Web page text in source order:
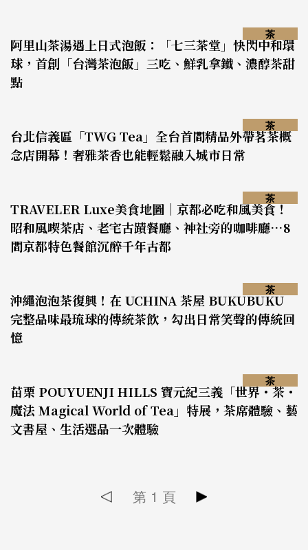
阿里山茶湯遇上日式泡飯：「七三茶堂」快閃中和環
球，首創「台灣茶泡飯」三吃、鮮乳拿鐵、濃醇茶甜
點
茶
台北信義區「TWG Tea」全台首間精品外帶茗茶概
念店開幕！奢雅茶香也能輕鬆融入城市日常
茶
TRAVELER Luxe美食地圖｜京都必吃和風美食！
昭和風喫茶店、老宅古蹟餐廳、神社旁的咖啡廳…8
間京都特色餐館沉醉千年古都
茶
沖繩泡泡茶復興！在 UCHINA 茶屋 BUKUBUKU
完整品味最琉球的傳統茶飲，勾出日常笑聲的傳統回
憶
茶
苗栗 POUYUENJI HILLS 寶元紀三義「世界・茶・
魔法 Magical World of Tea」特展，茶席體驗、藝
文書屋、生活選品一次體驗
茶
第 1 頁